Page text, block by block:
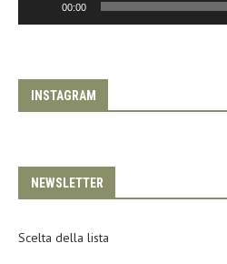
00:00
INSTAGRAM
NEWSLETTER
Scelta della lista